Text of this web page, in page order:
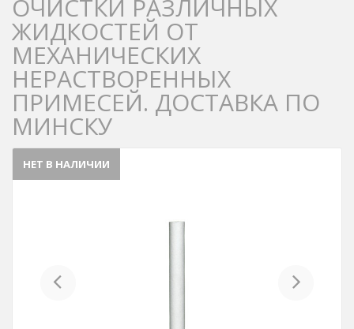
ОЧИСТКИ РАЗЛИЧНЫХ
ЖИДКОСТЕЙ ОТ
МЕХАНИЧЕСКИХ
НЕРАСТВОРЕННЫХ
ПРИМЕСЕЙ. ДОСТАВКА ПО
МИНСКУ
НЕТ В НАЛИЧИИ